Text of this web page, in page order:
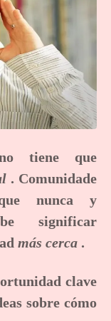
tiene que
. Comunidade
nunca y
significar
más cerca .
clave
sobre cómo